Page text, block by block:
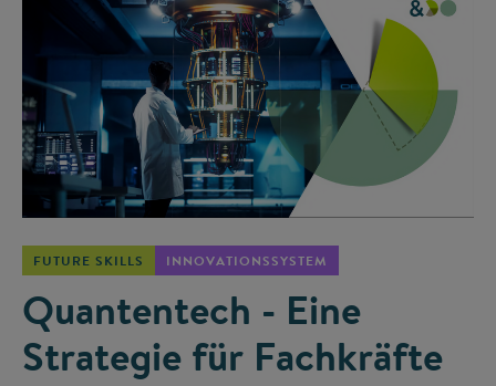
FUTURE SKILLS INNOVATIONSSYSTEM
Quantentech - Eine
Strategie für Fachkräfte